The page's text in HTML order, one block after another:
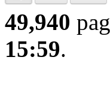
49,940
15:59.